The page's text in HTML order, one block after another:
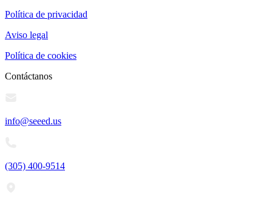
Política de privacidad
Aviso legal
Política de cookies
Contáctanos
info@seeed.us
(305) 400-9514